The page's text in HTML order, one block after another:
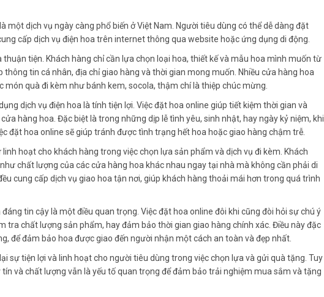
một dịch vụ ngày càng phổ biến ở Việt Nam. Người tiêu dùng có thể dễ dàng đặt
cấp dịch vụ điện hoa trên internet thông qua website hoặc ứng dụng di động.
tiện. Khách hàng chỉ cần lựa chọn loại hoa, thiết kế và mẫu hoa mình muốn từ
tin cá nhân, địa chỉ giao hàng và thời gian mong muốn. Nhiều cửa hàng hoa
quà đi kèm như bánh kem, socola, thậm chí là thiệp chúc mừng.
dịch vụ điện hoa là tính tiện lợi. Việc đặt hoa online giúp tiết kiệm thời gian và
hàng hoa. Đặc biệt là trong những dịp lễ tình yêu, sinh nhật, hay ngày kỷ niệm, khi
đặt hoa online sẽ giúp tránh được tình trạng hết hoa hoặc giao hàng chậm trễ.
hoạt cho khách hàng trong việc chọn lựa sản phẩm và dịch vụ đi kèm. Khách
chất lượng của các cửa hàng hoa khác nhau ngay tại nhà mà không cần phải di
cung cấp dịch vụ giao hoa tận nơi, giúp khách hàng thoải mái hơn trong quá trình
tin cậy là một điều quan trọng. Việc đặt hoa online đôi khi cũng đòi hỏi sự chú ý
tra chất lượng sản phẩm, hay đảm bảo thời gian giao hàng chính xác. Điều này đặc
để đảm bảo hoa được giao đến người nhận một cách an toàn và đẹp nhất.
sự tiện lợi và linh hoạt cho người tiêu dùng trong việc chọn lựa và gửi quà tặng. Tuy
và chất lượng vẫn là yếu tố quan trọng để đảm bảo trải nghiệm mua sắm và tặng